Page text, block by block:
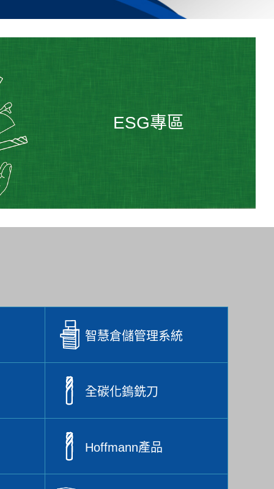
ESG專區
智慧倉儲管理系統
全碳化鎢銑刀
Hoffmann產品